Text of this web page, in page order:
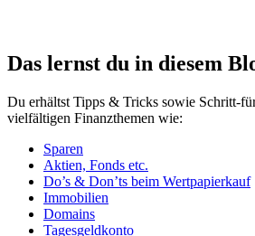
Das lernst du in diesem
Du erhältst Tipps & Tricks sowie Schritt-
vielfältigen Finanzthemen wie:
Sparen
Aktien, Fonds etc.
Do’s & Don’ts beim Wertpapierkauf
Immobilien
Domains
Tagesgeldkonto